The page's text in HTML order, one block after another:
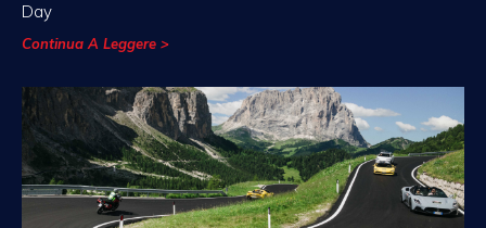
Day
Continua A Leggere >